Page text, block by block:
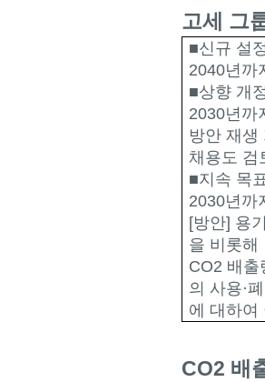
고세 그
■신규 설
2040년까
■상향 개
2030년까
방안 재생
채용도 검
■지속 목
2030년까
[방안] 용
을 비롯해
CO2 배출
의 사용·
에 대하여
CO2 배